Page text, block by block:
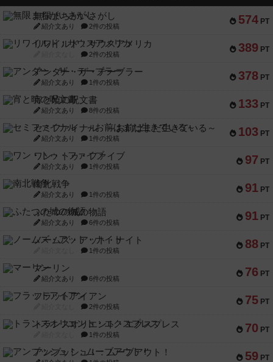
574 PT
無限まちがいさがし
紹介文あり 2件の投稿
389 PT
リワイルド：サウスアメリカ
2件の投稿
378 PT
アンダー・ザ・テーブラー
紹介文あり 1件の投稿
133 PT
宵と暁の呪文書
紹介文あり 8件の投稿
103 PT
セミファイナル ～お前はまだ生きている～
紹介文あり 1件の投稿
97 PT
ワン・トゥ・ファイブ
紹介文あり 1件の投稿
91 PT
南北戦争
紹介文あり 1件の投稿
91 PT
ふたつの城の物語
紹介文あり 6件の投稿
88 PT
ノームズ・アット・ナイト
1件の投稿
76 PT
マーリン
紹介文あり 6件の投稿
75 PT
フラットアイアン
2件の投稿
70 PT
トランスオリエント・エクスプレス
1件の投稿
59 PT
アンブッシュ！：ムーブアウト！